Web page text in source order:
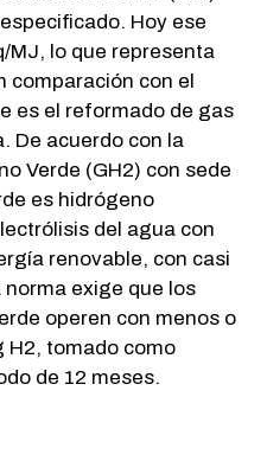
Hoy ese
MJ, lo que representa
comparación con el
es el reformado de gas
De acuerdo con la
Verde (GH2) con sede
es hidrógeno
del agua con
renovable, con casi
norma exige que los
operen con menos o
H2, tomado como
de 12 meses.